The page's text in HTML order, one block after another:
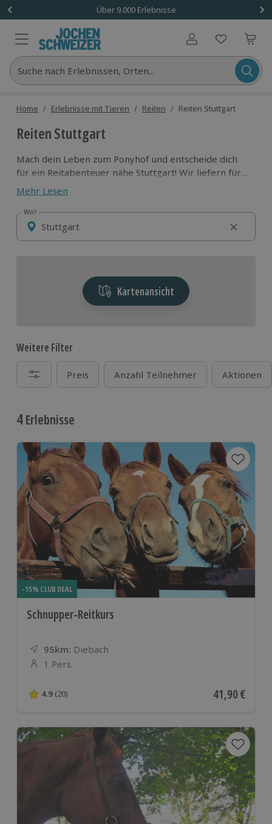
Über 9.000 Erlebnisse
Benutzerkonto
Suche nach Erlebnissen, Orten...
Home / Erlebnisse mit Tieren / Reiten / Reiten Stuttgart
Reiten Stuttgart
Mach dein Leben zum Ponyhof und entscheide dich
für ein Reitabenteuer nähe Stuttgart! Wir liefern für
jeden Pferdefreund das passende Erlebnis und
verprechen unvergessliche Momente mit deinen
Liebligngstieren! Hier wird klar: Das größte Glück der
Erde, liegt auf dem Rücken der Pferde!
Mehr Lesen
Wo?
Wo?
Kartenansicht
Weitere Filter
Preis Anzahl Teilnehmer Aktionen
4Erlebnisse
-15% CLUB DEAL
Schnupper-Reitkurs
95km: Entfernung
Standort
Diebach
Anzahl der Teilnehmer
1 Pers.
4.9 von 5 Sternen basierend auf 20 Bewertungen
4.9 (20) Aktueller
41,90 €